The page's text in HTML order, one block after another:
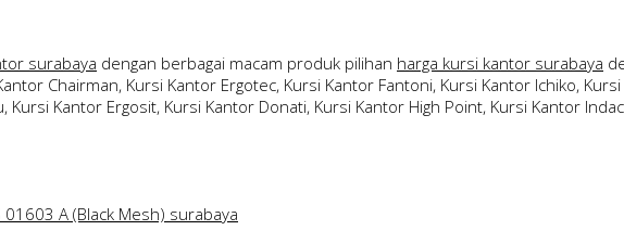
surabaya dengan berbagai macam produk pilihan harga kursi kantor surabaya
Chairman, Kursi Kantor Ergotec, Kursi Kantor Fantoni, Kursi Kantor Ichiko,
Kantor Ergosit, Kursi Kantor Donati, Kursi Kantor High Point, Kursi Kantor